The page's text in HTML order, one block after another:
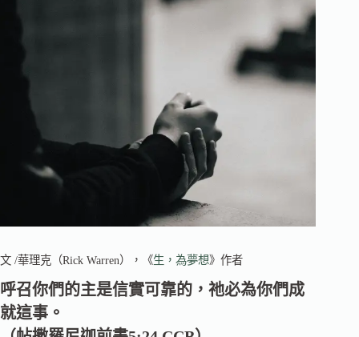
文 /華理克（Rick Warren），《生，為夢想》作者
呼召你們的主是信實可靠的，祂必為你們成
就這事。